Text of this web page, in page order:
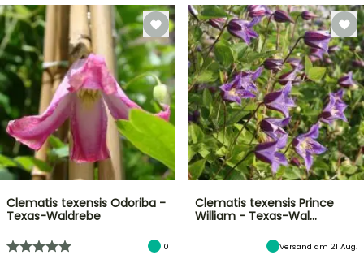
Clematis texensis Odoriba -
Texas-Waldrebe
10
Clematis texensis Prince
William - Texas-Wal…
Versand am 21 Aug.